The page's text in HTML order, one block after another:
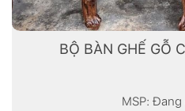
BỘ BÀN GHẾ GỖ
MSP: